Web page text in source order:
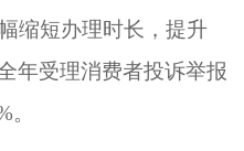
缩短办理时长，提升
年受理消费者投诉举报